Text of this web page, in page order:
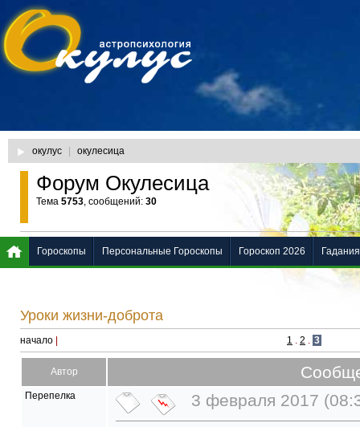
окулус окулесица
Форум Окулесица
Тема 5753, сообщений: 30
Уроки жизни-доброта
начало 1 . 2 . 3
Автор
Перепелка 3 февраля 2017
Гороскопы Персональные Гороскопы Гороскоп 2026 Гадания